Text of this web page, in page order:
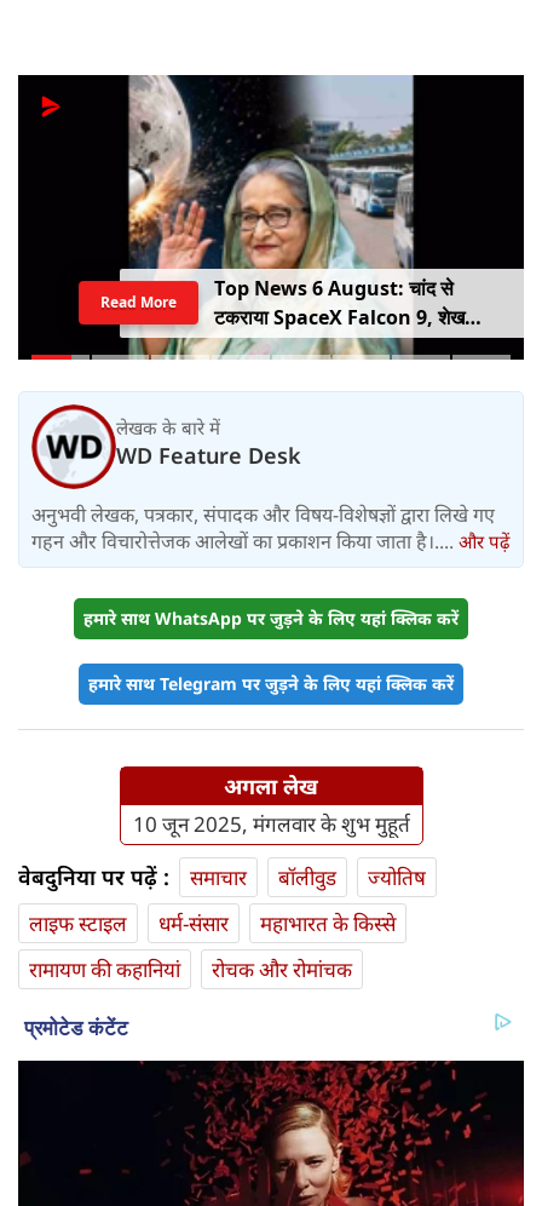
Top News 6 August: चांद से
टकराया SpaceX Falcon 9, शेख
हसीना की घर वापसी का ऐलान, MP में बस
Read More
लेखक के बारे में
WD Feature Desk
अनुभवी लेखक, पत्रकार, संपादक और विषय-विशेषज्ञों द्वारा लिखे गए
गहन और विचारोत्तेजक आलेखों का प्रकाशन किया जाता है।.... और पढ़ें
हमारे साथ WhatsApp पर जुड़ने के लिए यहां क्लिक करें
हमारे साथ Telegram पर जुड़ने के लिए यहां क्लिक करें
अगला लेख
10 जून 2025, मंगलवार के शुभ मुहूर्त
वेबदुनिया पर पढ़ें : समाचार बॉलीवुड
ज्योतिष
लाइफ स्‍टाइल
धर्म-संसार
महाभारत के किस्से
रामायण की कहानियां
रोचक और रोमांचक